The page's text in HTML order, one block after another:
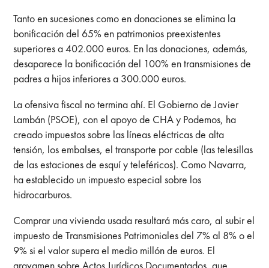
Tanto en sucesiones como en donaciones se elimina la
bonificación del 65% en patrimonios preexistentes
superiores a 402.000 euros. En las donaciones, además,
desaparece la bonificación del 100% en transmisiones de
padres a hijos inferiores a 300.000 euros.
La ofensiva fiscal no termina ahí. El Gobierno de Javier
Lambán (PSOE), con el apoyo de CHA y Podemos, ha
creado impuestos sobre las líneas eléctricas de alta
tensión, los embalses, el transporte por cable (las telesillas
de las estaciones de esquí y teleféricos). Como Navarra,
ha establecido un impuesto especial sobre los
hidrocarburos.
Comprar una vivienda usada resultará más caro, al subir el
impuesto de Transmisiones Patrimoniales del 7% al 8% o el
9% si el valor supera el medio millón de euros. El
gravamen sobre Actos Jurídicos Documentados, que